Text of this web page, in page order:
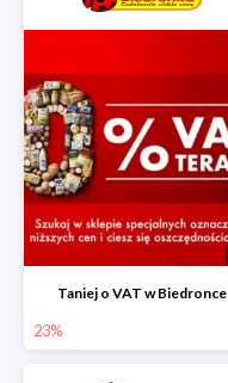
Taniej o VAT w Biedronce
23%